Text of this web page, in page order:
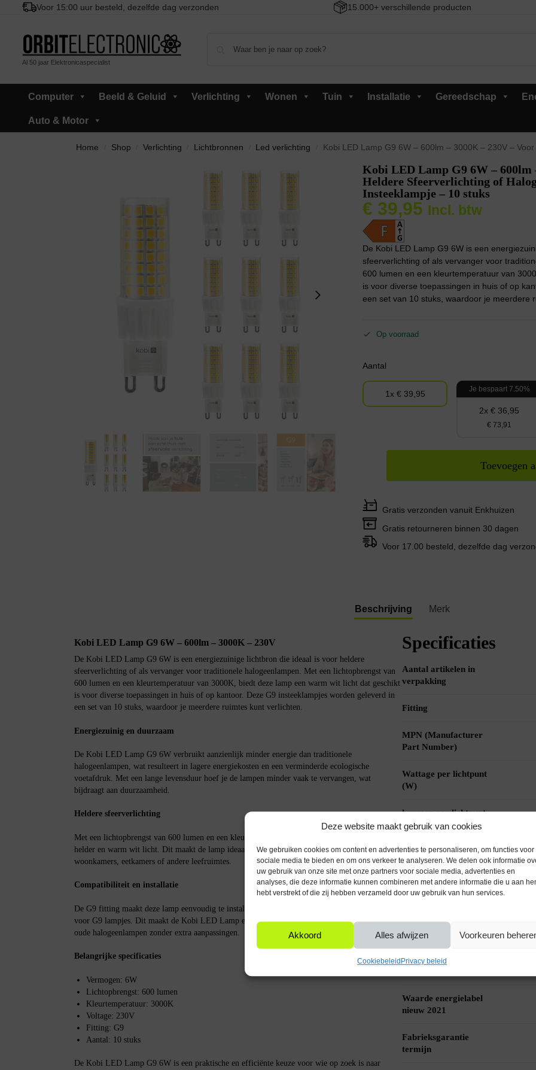
Deze website maakt gebruik van cookies
We gebruiken cookies om content en advertenties te personaliseren, om functies voor
sociale media te bieden en om ons verkeer te analyseren. We delen ook informatie
uw gebruik van onze site met onze partners voor sociale media, advertenties en
analyses, die deze informatie kunnen combineren met andere informatie die u aan
hebt verstrekt of die zij hebben verzameld door uw gebruik van hun services.
Akkoord Alles afwijzen Voorkeuren
Cookiebeleid Privacy beleid
Voor 15:00 uur besteld, dezelfde dag verzonden 15.000+ verschillende producten
Al 50 jaar Elektronicaspecialist
Computer Beeld & Geluid Verlichting Wonen Tuin Installatie Gereedschap
Auto & Motor
Home Shop Verlichting Lichtbronnen Led verlichting Kobi LED Lamp G9 6W – 600lm – 3000K – 230V – Voor Heldere
Kobi LED Lamp G9 6W – 600lm
Heldere Sfeerverlichting of
Insteeklampje – 10 stuks
€ 39,95 Incl. btw
De Kobi LED Lamp G9 6W is een
sfeerverlichting of als vervanger voor
600 lumen en een kleurtemperatuur van
is voor diverse toepassingen in huis of op
een set van 10 stuks, waardoor je meerdere
Op voorraad
Aantal
1x € 39,95 Je bespaart 7.50%
2x € 36,95
€ 73,91
Toevoegen
Gratis verzonden vanuit Enkhuizen
Gratis retourneren binnen 30 dagen
Voor 17.00 besteld, dezelfde dag
Beschrijving Merk
Kobi LED Lamp G9 6W – 600lm – 3000K – 230V
De Kobi LED Lamp G9 6W is een energiezuinige lichtbron die ideaal is voor heldere
sfeerverlichting of als vervanger voor traditionele halogeenlampen. Met een lichtopbrengst van
600 lumen en een kleurtemperatuur van 3000K, biedt deze lamp een warm wit licht dat geschikt
is voor diverse toepassingen in huis of op kantoor. Deze G9 insteeklampjes worden geleverd in
een set van 10 stuks, waardoor je meerdere ruimtes kunt verlichten.
Energiezuinig en duurzaam
De Kobi LED Lamp G9 6W verbruikt aanzienlijk minder energie dan traditionele
halogeenlampen, wat resulteert in lagere energiekosten en een verminderde ecologische
voetafdruk. Met een lange levensduur hoef je de lampen minder vaak te vervangen, wat
bijdraagt aan duurzaamheid.
Heldere sfeerverlichting
Met een lichtopbrengst van 600 lumen en een kleurtemperatuur van 3000K, biedt deze lamp een
helder en warm wit licht. Dit maakt de lamp ideaal voor het creëren van een aangename sfeer in
woonkamers, eetkamers of andere leefruimtes.
Compatibiliteit en installatie
De G9 fitting maakt deze lamp eenvoudig te installeren in bestaande armaturen die geschikt zijn
voor G9 lampjes. Dit maakt de Kobi LED Lamp een praktische keuze voor het vervangen van
oude halogeenlampen zonder extra aanpassingen.
Belangrijke specificaties
Vermogen: 6W
Lichtopbrengst: 600 lumen
Kleurtemperatuur: 3000K
Voltage: 230V
Fitting: G9
Aantal: 10 stuks
De Kobi LED Lamp G9 6W is een praktische en efficiënte keuze voor wie op zoek is naar
Specificaties
Aantal artikelen in
verpakking
Fitting
MPN (Manufacturer
Part Number)
Wattage per lichtpunt
(W)
lummen per lichtpunt
datagebruik document
Kleurtemperatuur (K)
CRI
Levensduur
Waarde energielabel
nieuw 2021
Fabrieksgarantie
termijn